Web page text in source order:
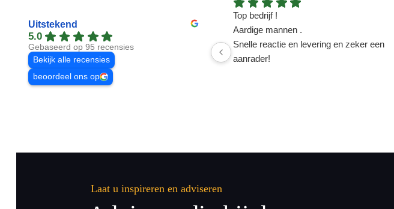
Uitstekend
5.0
Gebaseerd op 95 recensies
Bekijk alle recensies
beoordeel ons op
Top bedrijf !
Aardige mannen .
Snelle reactie en levering en zeker een
aanrader!
Laat u inspireren en adviseren